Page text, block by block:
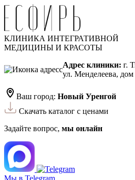
КЛИНИКА ИНТЕГРАТИВНОЙ
МЕДИЦИНЫ И КРАСОТЫ
Адрес клиники: г.
ул. Менделеева, дом
Ваш город: Новый Уренгой
Скачать каталог с ценами
Задайте вопрос, мы онлайн
Мы в Telegram